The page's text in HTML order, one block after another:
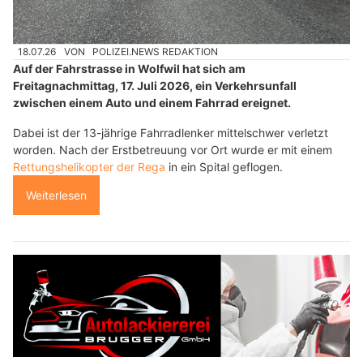
18.07.26 VON POLIZEI.NEWS REDAKTION
Auf der Fahrstrasse in Wolfwil hat sich am
Freitagnachmittag, 17. Juli 2026, ein Verkehrsunfall
zwischen einem Auto und einem Fahrrad ereignet.
Dabei ist der 13-jährige Fahrradlenker mittelschwer verletzt
worden. Nach der Erstbetreuung vor Ort wurde er mit einem
Rettungshelikopter der Rega in ein Spital geflogen.
Weiterlesen